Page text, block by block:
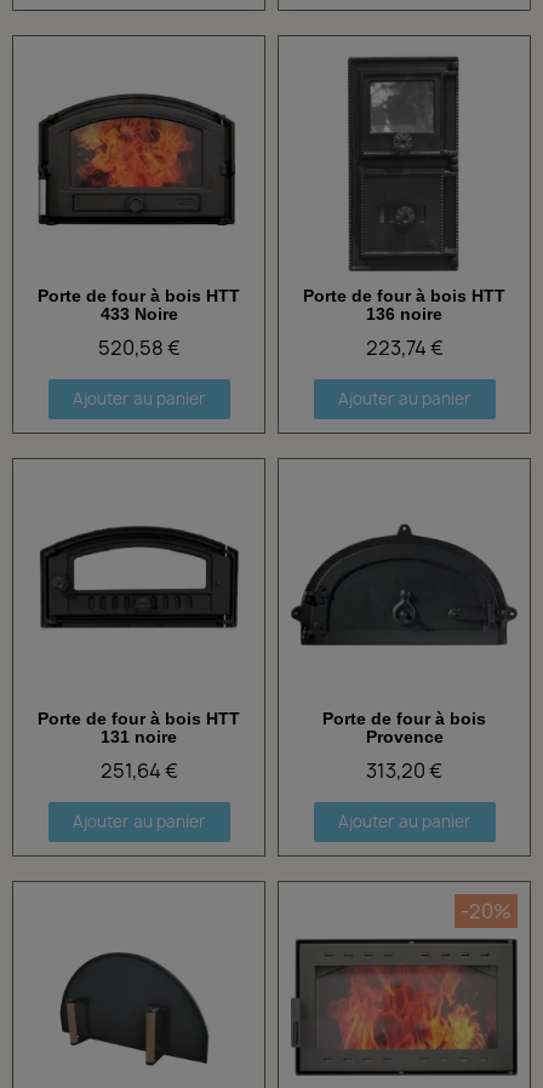
Aperçu rapide
Porte de four à bois HTT
433 Noire
520,58 €
Ajouter au panier
Aperçu rapide
Porte de four à bois HTT
136 noire
223,74 €
Ajouter au panier
Aperçu rapide
Porte de four à bois HTT
131 noire
251,64 €
Ajouter au panier
Aperçu rapide
Porte de four à bois
Provence
313,20 €
Ajouter au panier
-20%